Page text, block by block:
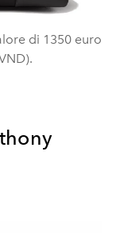
di 1350 euro